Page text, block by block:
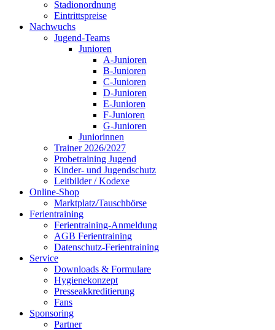
Stadionordnung
Eintrittspreise
Nachwuchs
Jugend-Teams
Junioren
A-Junioren
B-Junioren
C-Junioren
D-Junioren
E-Junioren
F-Junioren
G-Junioren
Juniorinnen
Trainer 2026/2027
Probetraining Jugend
Kinder- und Jugendschutz
Leitbilder / Kodexe
Online-Shop
Marktplatz/Tauschbörse
Ferientraining
Ferientraining-Anmeldung
AGB Ferientraining
Datenschutz-Ferientraining
Service
Downloads & Formulare
Hygienekonzept
Presseakkreditierung
Fans
Sponsoring
Partner